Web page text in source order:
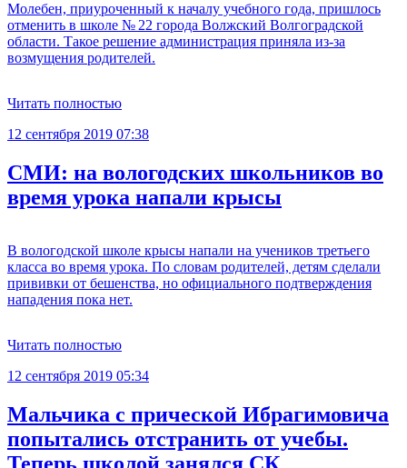
Молебен, приуроченный к началу учебного года, пришлось
отменить в школе № 22 города Волжский Волгоградской
области. Такое решение администрация приняла из-за
возмущения родителей.
Читать полностью
12 сентября 2019 07:38
СМИ: на вологодских школьников во
время урока напали крысы
В вологодской школе крысы напали на учеников третьего
класса во время урока. По словам родителей, детям сделали
прививки от бешенства, но официального подтверждения
нападения пока нет.
Читать полностью
12 сентября 2019 05:34
Мальчика с прической Ибрагимовича
попытались отстранить от учебы.